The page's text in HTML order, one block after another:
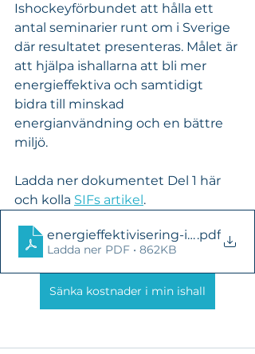
Ishockeyförbundet att hålla ett
antal seminarier runt om i Sverige
där resultatet presenteras. Målet är
att hjälpa ishallarna att bli mer
energieffektiva och samtidigt
bidra till minskad
energianvändning och en bättre
miljö.
Ladda ner dokumentet Del 1 här
och kolla SIFs artikel.
energieffektivisering-ishallar-del-1
.pdf
Ladda ner PDF • 862KB
Sänka kostnader i min ishall